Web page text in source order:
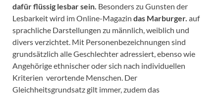
dafür flüssig lesbar sein. Besonders zu Gunsten der
Lesbarkeit wird im Online-Magazin das Marburger. auf
sprachliche Darstellungen zu männlich, weiblich und
divers verzichtet. Mit Personenbezeichnungen sind
grundsätzlich alle Geschlechter adressiert, ebenso wie
Angehörige ethnischer oder sich nach individuellen
Kriterien verortende Menschen. Der
Gleichheitsgrundsatz gilt immer, zudem das